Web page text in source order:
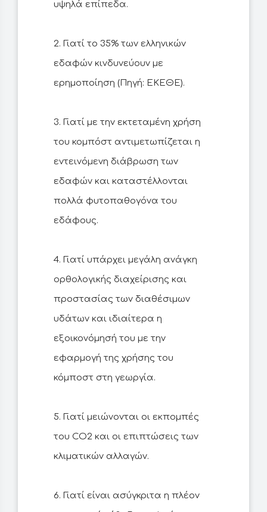
υψηλά επίπεδα.
2. Γιατί το 35% των ελληνικών
εδαφών κινδυνεύουν με
ερημοποίηση (Πηγή: ΕΚΕΘΕ).
3. Γιατί με την εκτεταμένη χρήση
του κομπόστ αντιμετωπίζεται η
εντεινόμενη διάβρωση των
εδαφών και καταστέλλονται
πολλά φυτοπαθογόνα του
εδάφους.
4. Γιατί υπάρχει μεγάλη ανάγκη
ορθολογικής διαχείρισης και
προστασίας των διαθέσιμων
υδάτων και ιδιαίτερα η
εξοικονόμησή του με την
εφαρμογή της χρήσης του
κόμποστ στη γεωργία.
5. Γιατί μειώνονται οι εκπομπές
του CO2 και οι επιπτώσεις των
κλιματικών αλλαγών.
6. Γιατί είναι ασύγκριτα η πλέον